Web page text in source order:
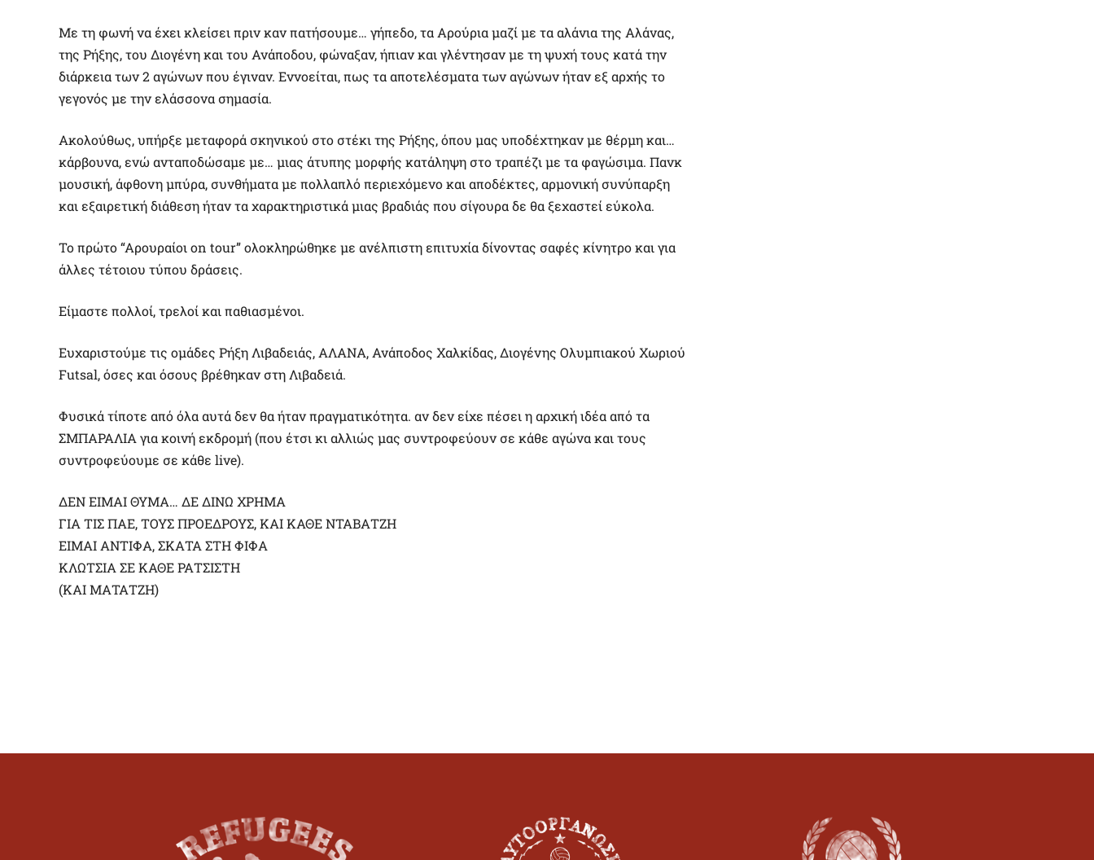
Με τη φωνή να έχει κλείσει πριν καν πατήσουμε… γήπεδο, τα Αρούρια μαζί με τα αλάνια της Αλάνας,
της Ρήξης, του Διογένη και του Ανάποδου, φώναξαν, ήπιαν και γλέντησαν με τη ψυχή τους κατά την
διάρκεια των 2 αγώνων που έγιναν. Εννοείται, πως τα αποτελέσματα των αγώνων ήταν εξ αρχής το
γεγονός με την ελάσσονα σημασία.
Ακολούθως, υπήρξε μεταφορά σκηνικού στο στέκι της Ρήξης, όπου μας υποδέχτηκαν με θέρμη και…
κάρβουνα, ενώ ανταποδώσαμε με… μιας άτυπης μορφής κατάληψη στο τραπέζι με τα φαγώσιμα. Πανκ
μουσική, άφθονη μπύρα, συνθήματα με πολλαπλό περιεχόμενο και αποδέκτες, αρμονική συνύπαρξη
και εξαιρετική διάθεση ήταν τα χαρακτηριστικά μιας βραδιάς που σίγουρα δε θα ξεχαστεί εύκολα.
Το πρώτο “Αρουραίοι on tour” ολοκληρώθηκε με ανέλπιστη επιτυχία δίνοντας σαφές κίνητρο και για
άλλες τέτοιου τύπου δράσεις.
Είμαστε πολλοί, τρελοί και παθιασμένοι.
Ευχαριστούμε τις ομάδες Ρήξη Λιβαδειάς, ΑΛΑΝΑ, Ανάποδος Χαλκίδας, Διογένης Ολυμπιακού Χωριού
Futsal, όσες και όσους βρέθηκαν στη Λιβαδειά.
Φυσικά τίποτε από όλα αυτά δεν θα ήταν πραγματικότητα. αν δεν είχε πέσει η αρχική ιδέα από τα
ΣΜΠΑΡΑΛΙΑ για κοινή εκδρομή (που έτσι κι αλλιώς μας συντροφεύουν σε κάθε αγώνα και τους
συντροφεύουμε σε κάθε live).
ΔΕΝ ΕΙΜΑΙ ΘΥΜΑ… ΔΕ ΔΙΝΩ ΧΡΗΜΑ
ΓΙΑ ΤΙΣ ΠΑΕ, ΤΟΥΣ ΠΡΟΕΔΡΟΥΣ, ΚΑΙ ΚΑΘΕ ΝΤΑΒΑΤΖΗ
ΕΙΜΑΙ ΑΝΤΙΦΑ, ΣΚΑΤΑ ΣΤΗ ΦΙΦΑ
ΚΛΩΤΣΙΑ ΣΕ ΚΑΘΕ ΡΑΤΣΙΣΤΗ
(ΚΑΙ ΜΑΤΑΤΖΗ)